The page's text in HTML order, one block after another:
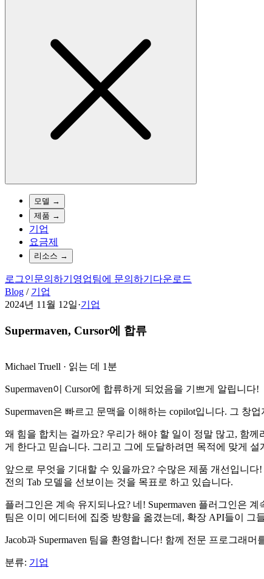
모델 →
제품 →
기업
요금제
리소스 →
로그인문의하기 영업팀에 문의하기 다운로드
Blog / 기업
2024년 11월 12일·기업
Supermaven, Cursor에 합류
Michael Truell · 읽는 데 1분
Supermaven이 Cursor에 합류하게 되었음을 기쁘게 알립니다!
Supermaven은 빠르고 문맥을 이해하는 copilot입니다. 그 창
왜 힘을 합치는 걸까요? 우리가 해야 할 일이 정말 많고, 함
게 한다고 믿습니다. 그리고 그에 도달하려면 목적에 맞게
앞으로 무엇을 기대할 수 있을까요? 수많은 제품 개선입니
전의 Tab 모델을 선보이는 것을 목표로 하고 있습니다.
플러그인은 계속 유지되나요? 네! Supermaven 플러그인은
팀은 이미 에디터에 집중 방향을 옮겼는데, 확장 API들이
Jacob과 Supermaven 팀을 환영합니다! 함께 전문 프로그래
분류: 기업